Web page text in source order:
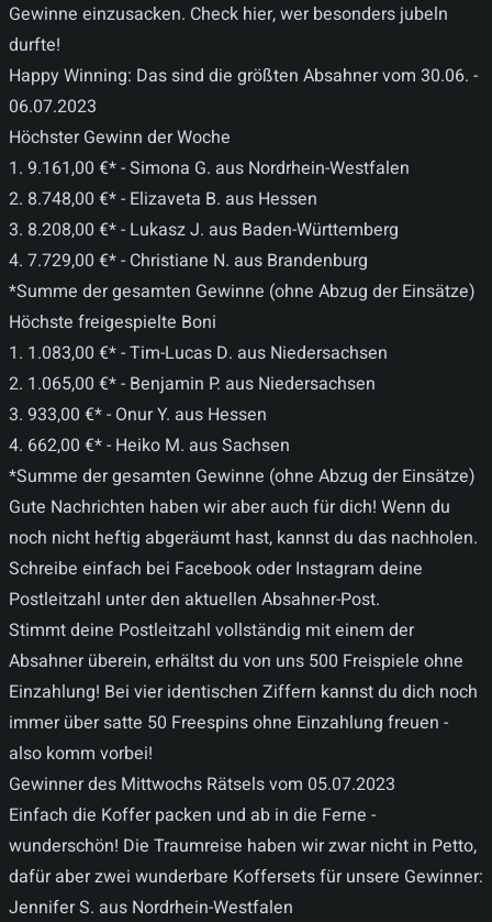
Gewinne einzusacken. Check hier, wer besonders jubeln
durfte!
Happy Winning: Das sind die größten Absahner vom 30.06. -
06.07.2023
Höchster Gewinn der Woche
1. 9.161,00 €* - Simona G. aus Nordrhein-Westfalen
2. 8.748,00 €* - Elizaveta B. aus Hessen
3. 8.208,00 €* - Lukasz J. aus Baden-Württemberg
4. 7.729,00 €* - Christiane N. aus Brandenburg
*Summe der gesamten Gewinne (ohne Abzug der Einsätze)
Höchste freigespielte Boni
1. 1.083,00 €* - Tim-Lucas D. aus Niedersachsen
2. 1.065,00 €* - Benjamin P. aus Niedersachsen
3. 933,00 €* - Onur Y. aus Hessen
4. 662,00 €* - Heiko M. aus Sachsen
*Summe der gesamten Gewinne (ohne Abzug der Einsätze)
Gute Nachrichten haben wir aber auch für dich! Wenn du
noch nicht heftig abgeräumt hast, kannst du das nachholen.
Schreibe einfach bei FacebookoderInstagram deine
Postleitzahl unter den aktuellen Absahner-Post.
Stimmt deine Postleitzahl vollständig mit einem der
Absahner überein, erhältst du von uns 500 Freispiele ohne
Einzahlung! Bei vier identischen Ziffern kannst du dich noch
immer über satte 50 Freespins ohne Einzahlung freuen -
also komm vorbei!
Gewinner des Mittwochs Rätsels vom 05.07.2023
Einfach die Koffer packen und ab in die Ferne -
wunderschön! Die Traumreise haben wir zwar nicht in Petto,
dafür aber zwei wunderbare Koffersets für unsere Gewinner:
Jennifer S. aus Nordrhein-Westfalen